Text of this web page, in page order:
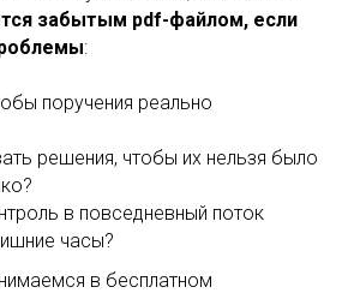
забытым pdf-файлом, если
:
поручения реально
решения, чтобы их нельзя было
в повседневный поток
часы?
в бесплатном